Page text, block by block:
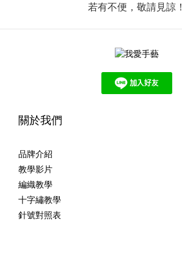
若有不便，敬請見諒！
關於我們
品牌介紹
教學影片
編織教學
十字繡教學
針號對照表